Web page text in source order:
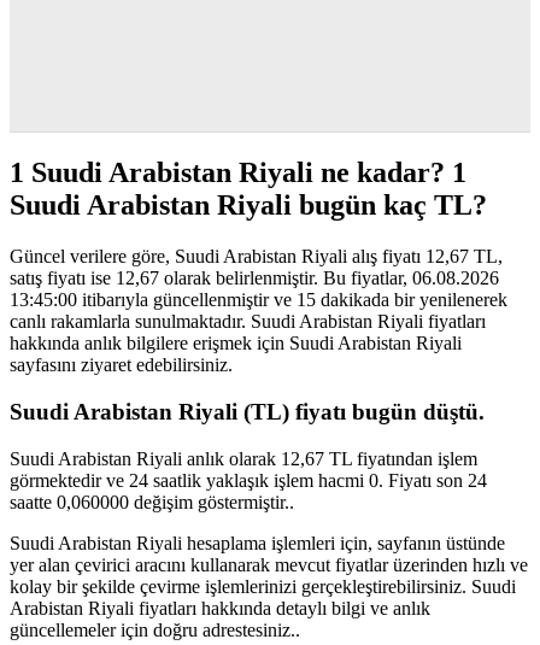
1 Suudi Arabistan Riyali ne kadar? 1
Suudi Arabistan Riyali bugün kaç TL?
Güncel verilere göre, Suudi Arabistan Riyali alış fiyatı 12,67 TL,
satış fiyatı ise 12,67 olarak belirlenmiştir. Bu fiyatlar, 06.08.2026
13:45:00 itibarıyla güncellenmiştir ve 15 dakikada bir yenilenerek
canlı rakamlarla sunulmaktadır. Suudi Arabistan Riyali fiyatları
hakkında anlık bilgilere erişmek için Suudi Arabistan Riyali
sayfasını ziyaret edebilirsiniz.
Suudi Arabistan Riyali (TL) fiyatı bugün düştü.
Suudi Arabistan Riyali anlık olarak 12,67 TL fiyatından işlem
görmektedir ve 24 saatlik yaklaşık işlem hacmi 0. Fiyatı son 24
saatte 0,060000 değişim göstermiştir..
Suudi Arabistan Riyali hesaplama işlemleri için, sayfanın üstünde
yer alan çevirici aracını kullanarak mevcut fiyatlar üzerinden hızlı ve
kolay bir şekilde çevirme işlemlerinizi gerçekleştirebilirsiniz. Suudi
Arabistan Riyali fiyatları hakkında detaylı bilgi ve anlık
güncellemeler için doğru adrestesiniz..